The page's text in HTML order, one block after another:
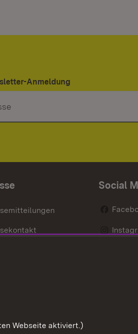
Anmeldung
Social
Webseite aktiviert.)